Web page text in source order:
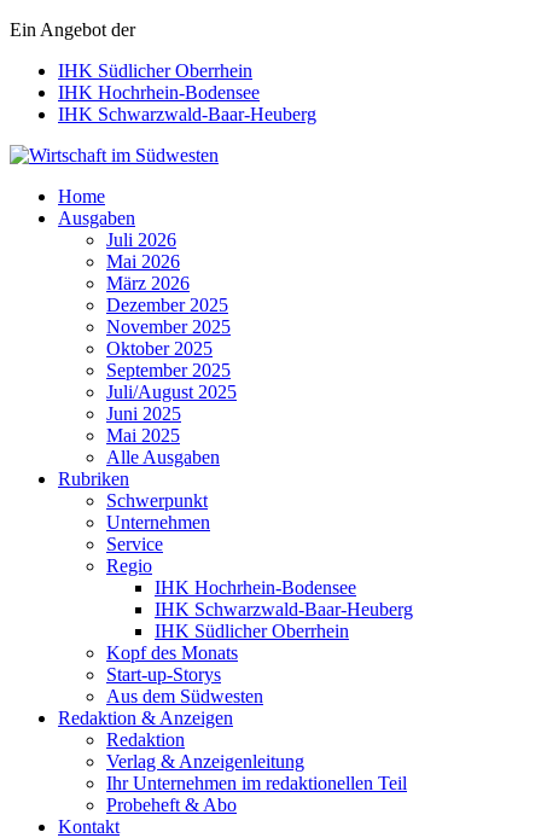
Ein Angebot der
IHK Südlicher Oberrhein
IHK Hochrhein-Bodensee
IHK Schwarzwald-Baar-Heuberg
Wirtschaft im Südwesten
Home
Ausgaben
Juli 2026
Mai 2026
März 2026
Dezember 2025
November 2025
Oktober 2025
September 2025
Juli/August 2025
Juni 2025
Mai 2025
Alle Ausgaben
Rubriken
Schwerpunkt
Unternehmen
Service
Regio
IHK Hochrhein-Bodensee
IHK Schwarzwald-Baar-Heuberg
IHK Südlicher Oberrhein
Kopf des Monats
Start-up-Storys
Aus dem Südwesten
Redaktion & Anzeigen
Redaktion
Verlag & Anzeigenleitung
Ihr Unternehmen im redaktionellen Teil
Probeheft & Abo
Kontakt